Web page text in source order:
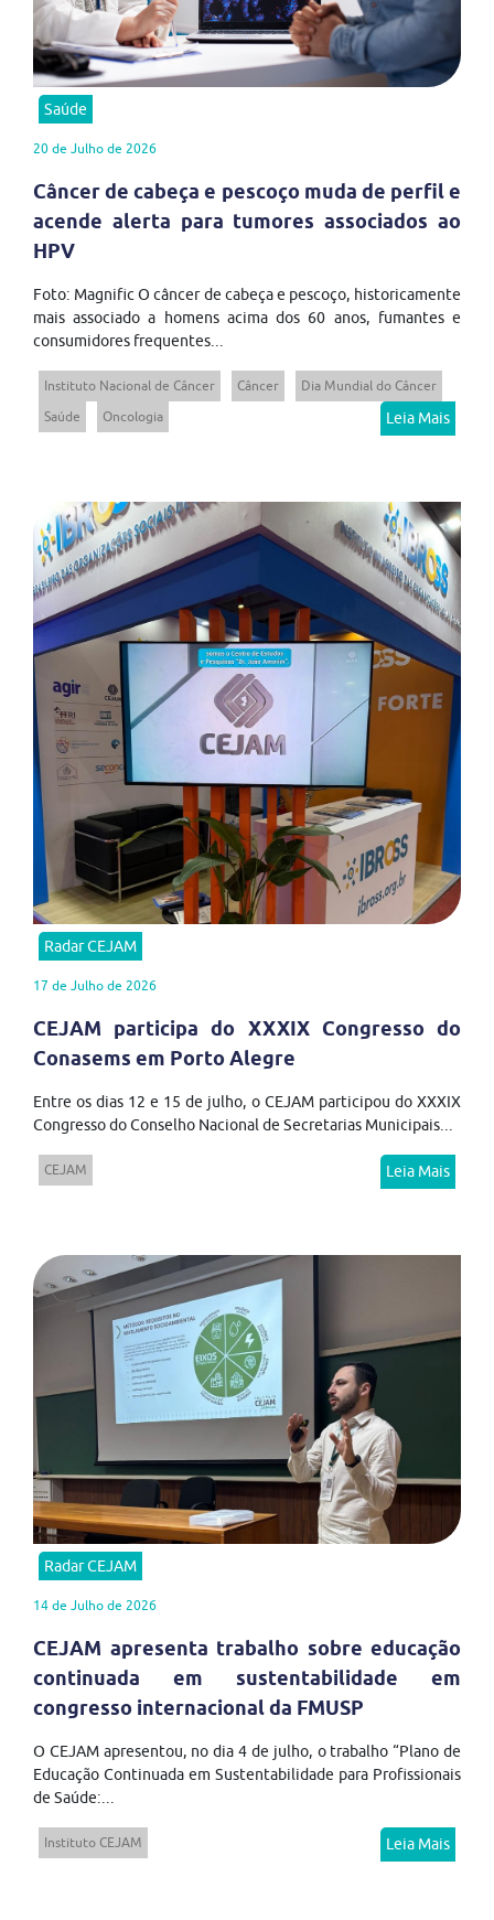
Saúde
20 de Julho de 2026
Câncer de cabeça e pescoço muda de perfil e
acende alerta para tumores associados ao
HPV
Foto: Magnific O câncer de cabeça e pescoço, historicamente
mais associado a homens acima dos 60 anos, fumantes e
consumidores frequentes...
Instituto Nacional de Câncer Câncer
Dia Mundial do Câncer
Saúde
Oncologia Leia Mais
Radar CEJAM
17 de Julho de 2026
CEJAM participa do XXXIX Congresso do
Conasems em Porto Alegre
Entre os dias 12 e 15 de julho, o CEJAM participou do XXXIX
Congresso do Conselho Nacional de Secretarias Municipais...
CEJAM Leia Mais
Radar CEJAM
14 de Julho de 2026
CEJAM apresenta trabalho sobre educação
continuada em sustentabilidade em
congresso internacional da FMUSP
O CEJAM apresentou, no dia 4 de julho, o trabalho “Plano de
Educação Continuada em Sustentabilidade para Profissionais
de Saúde:...
Instituto CEJAM Leia Mais